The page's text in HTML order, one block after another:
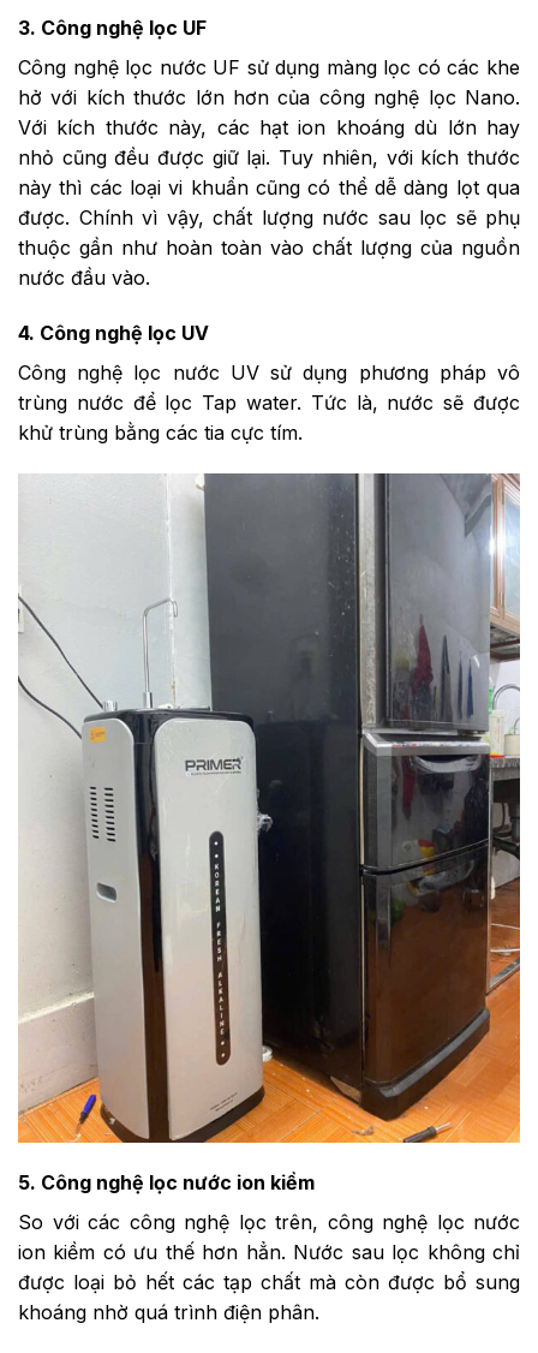
3. Công nghệ lọc UF
Công nghệ lọc nước UF sử dụng màng lọc có các khe
hở với kích thước lớn hơn của công nghệ lọc Nano.
Với kích thước này, các hạt ion khoáng dù lớn hay
nhỏ cũng đều được giữ lại. Tuy nhiên, với kích thước
này thì các loại vi khuẩn cũng có thể dễ dàng lọt qua
được. Chính vì vậy, chất lượng nước sau lọc sẽ phụ
thuộc gần như hoàn toàn vào chất lượng của nguồn
nước đầu vào.
4. Công nghệ lọc UV
Công nghệ lọc nước UV sử dụng phương pháp vô
trùng nước để lọc Tap water. Tức là, nước sẽ được
khử trùng bằng các tia cực tím.
5. Công nghệ lọc nước ion kiềm
So với các công nghệ lọc trên, công nghệ lọc nước
ion kiềm có ưu thế hơn hẳn. Nước sau lọc không chỉ
được loại bỏ hết các tạp chất mà còn được bổ sung
khoáng nhờ quá trình điện phân.